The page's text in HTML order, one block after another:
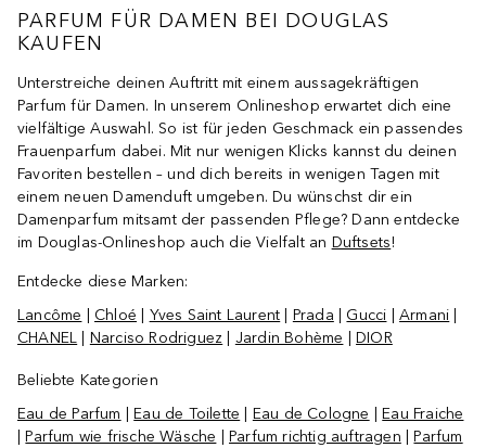
PARFUM FÜR DAMEN BEI DOUGLAS
KAUFEN
Unterstreiche deinen Auftritt mit einem aussagekräftigen
Parfum für Damen. In unserem Onlineshop erwartet dich eine
vielfältige Auswahl. So ist für jeden Geschmack ein passendes
Frauenparfum dabei. Mit nur wenigen Klicks kannst du deinen
Favoriten bestellen – und dich bereits in wenigen Tagen mit
einem neuen Damenduft umgeben. Du wünschst dir ein
Damenparfum mitsamt der passenden Pflege? Dann entdecke
im Douglas-Onlineshop auch die Vielfalt an Duftsets!
Entdecke diese Marken:
Lancôme
Chloé Yves Saint Laurent Prada Gucci |Armani
CHANEL
Narciso Rodriguez Jardin Bohème |DIOR
Beliebte Kategorien
Eau de Parfum |Eau de Toilette Eau de Cologne |Eau Fraiche
|Parfum wie frische Wäsche |Parfum richtig auftragen |Parfum